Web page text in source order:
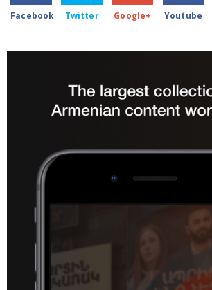
Facebook Twitter Google+ Youtube